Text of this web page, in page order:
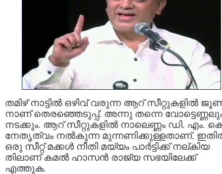
തമിഴ് നാട്ടിൽ ഒഴിവ് വരുന്ന ആറ് സീറ്റുകളില്‍
നാണ് തെരഞ്ഞെടുപ്പ്. അന്നു തന്നെ
നടക്കും. ആറ് സീറ്റുകളില്‍ നാലെണ്ണം ഡി. എം.
നേതൃത്വം നല്‍കുന്ന മുന്നണിക്കുള്ളതാണ്.
ഒരു സീറ്റ് മക്കൾ നീതി മയ്യം പാർട്ടിക്ക് നല്കിയ
തിലാണ് കമല്‍ ഹാസന്‍ രാജ്യ സഭയിലേക്ക്
എത്തുക.